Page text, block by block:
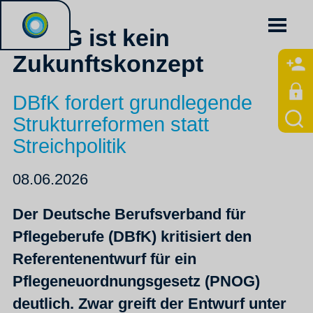
PNOG ist kein
Zukunftskonzept
DBfK fordert grundlegende
Strukturreformen statt
Streichpolitik
08.06.2026
Der Deutsche Berufsverband für
Pflegeberufe (DBfK) kritisiert den
Referentenentwurf für ein
Pflegeneuordnungsgesetz (PNOG)
deutlich. Zwar greift der Entwurf unter